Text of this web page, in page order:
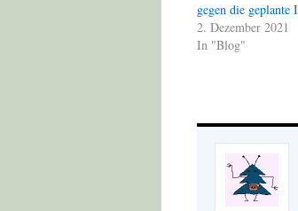
gegen die
2. Dezember 2021
In "Blog"